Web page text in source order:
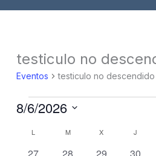
testiculo no
Eventos testiculo no descendido
Eventos
8/6/2026
fecha.
Calendario
L M X J
0
0
0
0